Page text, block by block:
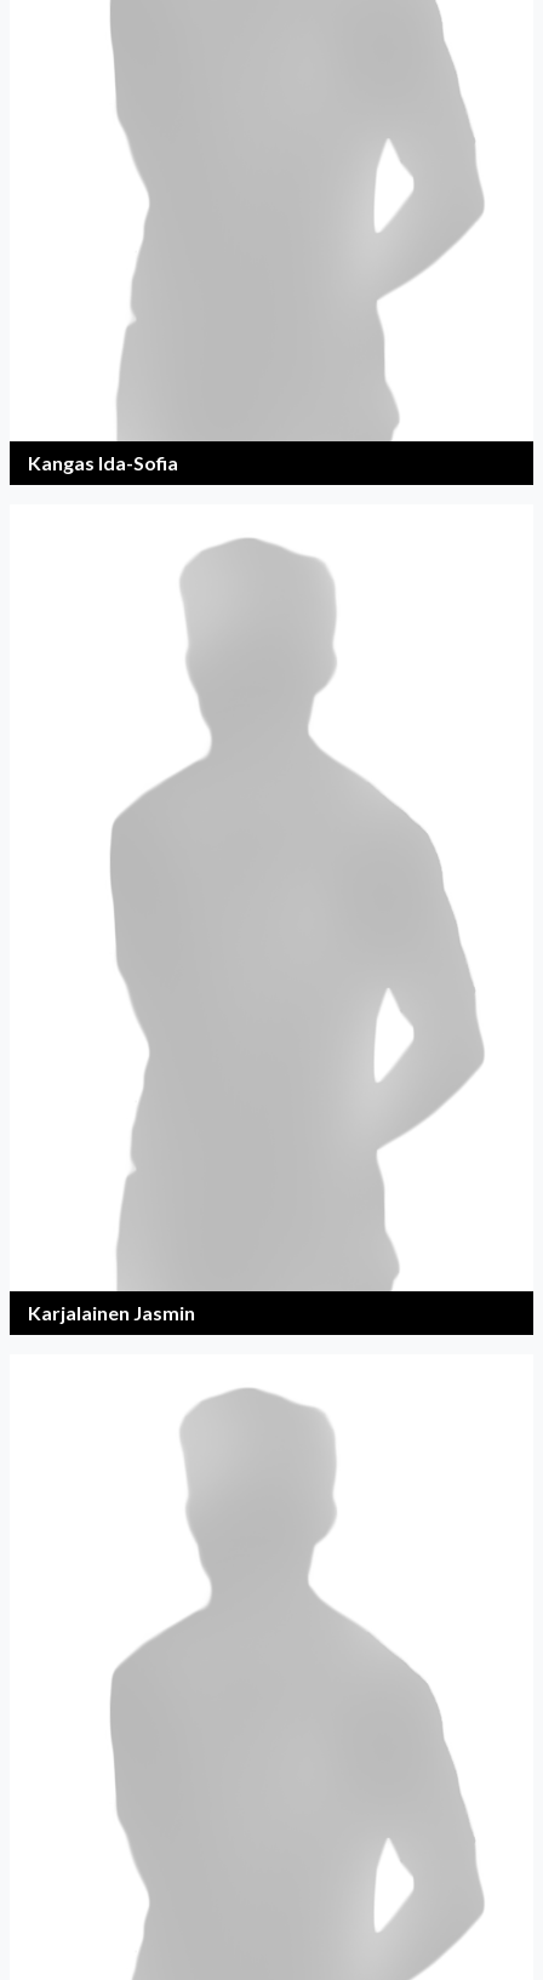
Kangas Ida-Sofia
Karjalainen Jasmin